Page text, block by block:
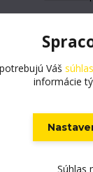
GDPR
Váš súhlas
informácie
Súhlas